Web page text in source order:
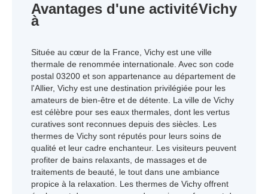
Avantages d'une activité
à
Vichy
Située au cœur de la France, Vichy est une ville
thermale de renommée internationale. Avec son code
postal 03200 et son appartenance au département de
l'Allier, Vichy est une destination privilégiée pour les
amateurs de bien-être et de détente. La ville de Vichy
est célèbre pour ses eaux thermales, dont les vertus
curatives sont reconnues depuis des siècles. Les
thermes de Vichy sont réputés pour leurs soins de
qualité et leur cadre enchanteur. Les visiteurs peuvent
profiter de bains relaxants, de massages et de
traitements de beauté, le tout dans une ambiance
propice à la relaxation. Les thermes de Vichy offrent